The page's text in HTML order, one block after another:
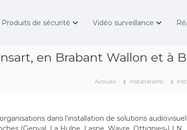
Produits de sécurité Vidéo surveillance
en Brabant Wallon et à
Accueil Installations
dans l’installation de solutions